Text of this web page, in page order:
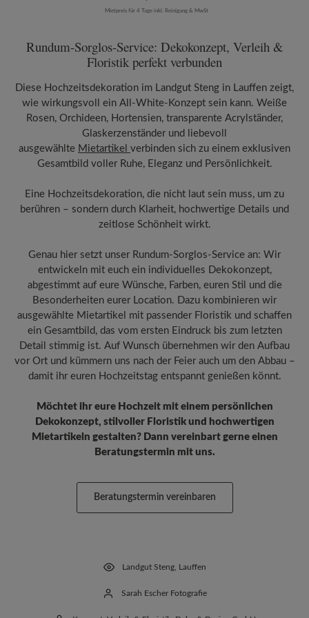
Mietpreis für 4 Tage inkl. Reinigung & MwSt
Rundum-Sorglos-Service: Dekokonzept, Verleih &
Floristik perfekt verbunden
Diese Hochzeitsdekoration im Landgut Steng in Lauffen zeigt,
wie wirkungsvoll ein All-White-Konzept sein kann. Weiße
Rosen, Orchideen, Hortensien, transparente Acrylständer,
Glaskerzenständer und liebevoll
ausgewählte Mietartikel verbinden sich zu einem exklusiven
Gesamtbild voller Ruhe, Eleganz und Persönlichkeit.
Eine Hochzeitsdekoration, die nicht laut sein muss, um zu
berühren – sondern durch Klarheit, hochwertige Details und
zeitlose Schönheit wirkt.
Genau hier setzt unser Rundum-Sorglos-Service an: Wir
entwickeln mit euch ein individuelles Dekokonzept,
abgestimmt auf eure Wünsche, Farben, euren Stil und die
Besonderheiten eurer Location. Dazu kombinieren wir
ausgewählte Mietartikel mit passender Floristik und schaffen
ein Gesamtbild, das vom ersten Eindruck bis zum letzten
Detail stimmig ist. Auf Wunsch übernehmen wir den Aufbau
vor Ort und kümmern uns nach der Feier auch um den Abbau –
damit ihr euren Hochzeitstag entspannt genießen könnt.
Möchtet ihr eure Hochzeit mit einem persönlichen
Dekokonzept, stilvoller Floristik und hochwertigen
Mietartikeln gestalten? Dann vereinbart gerne einen
Beratungstermin mit uns.
Beratungstermin vereinbaren
Landgut Steng, Lauffen
Sarah Escher Fotografie